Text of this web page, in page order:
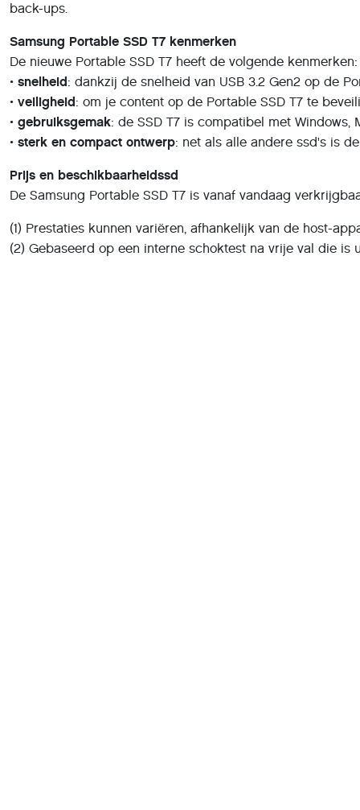
back-ups.
Samsung Portable SSD T7 kenmerken
De nieuwe Portable SSD T7 heeft de volgende kenmerken:
• snelheid: dankzij de snelheid van USB 3.2 Gen2 op de
• veiligheid: om je content op de Portable SSD T7 te
• gebruiksgemak: de SSD T7 is compatibel met
• sterk en compact ontwerp: net als alle andere ssd's is
Prijs en beschikbaarheidssd
De Samsung Portable SSD T7 is vanaf vandaag
(1) Prestaties kunnen variëren, afhankelijk van de host-
(2) Gebaseerd op een interne schoktest na vrije val die